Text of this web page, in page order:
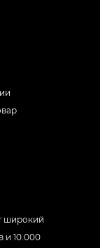
широкий
и 10.000